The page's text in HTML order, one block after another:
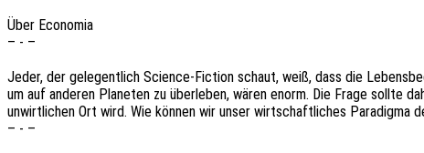
Über Economia
– - –
Jeder, der gele­gent­lich Science-Fiction schaut, weiß, dass die
um auf ande­ren Plane­ten zu über­le­ben, wären enorm. Die Frage sollte
unwirt­li­chen Ort wird. Wie können wir unser wirt­schaft­li­ches Para­dig­ma
– - –